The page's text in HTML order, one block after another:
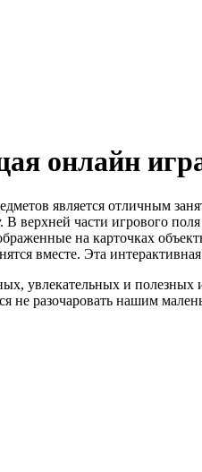
онлайн
является отличным
В верхней части игрового
на карточках
вместе. Эта
увлекательных и
не разочаровать нашим